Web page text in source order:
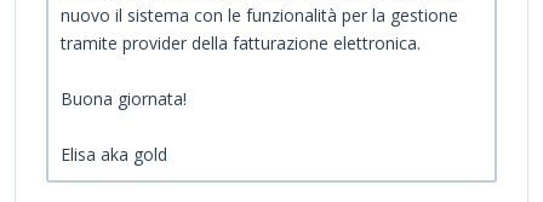
nuovo il sistema con le funzionalità per la gestione
tramite provider della fatturazione elettronica.
Buona giornata!
Elisa aka gold